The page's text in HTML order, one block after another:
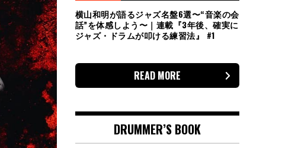
横山和明が語るジャズ名盤6選〜“音楽の会
話”を体感しよう〜｜連載『3年後、確実に
ジャズ・ドラムが叩ける練習法』 #1
READ MORE
DRUMMER’S BOOK